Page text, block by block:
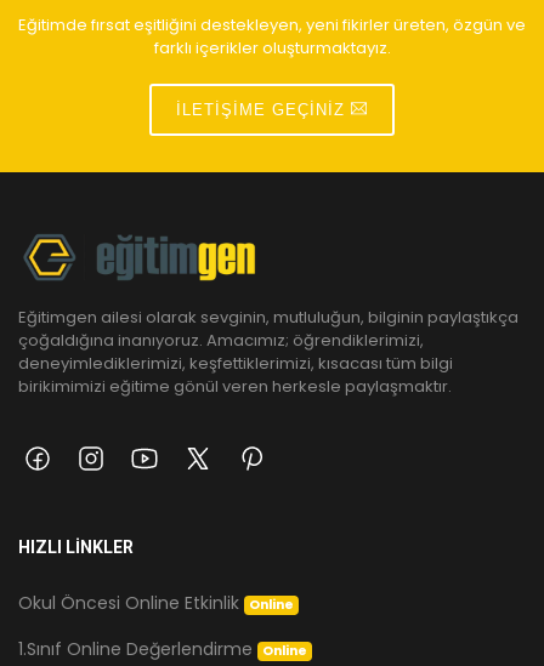
Eğitimde fırsat eşitliğini destekleyen, yeni fikirler üreten, özgün ve
farklı içerikler oluşturmaktayız.
İLETIŞIME GEÇINIZ
Eğitimgen ailesi olarak sevginin, mutluluğun, bilginin paylaştıkça
çoğaldığına inanıyoruz. Amacımız; öğrendiklerimizi,
deneyimlediklerimizi, keşfettiklerimizi, kısacası tüm bilgi
birikimimizi eğitime gönül veren herkesle paylaşmaktır.
HIZLI LİNKLER
Okul Öncesi Online Etkinlik Online
1.Sınıf Online Değerlendirme Online